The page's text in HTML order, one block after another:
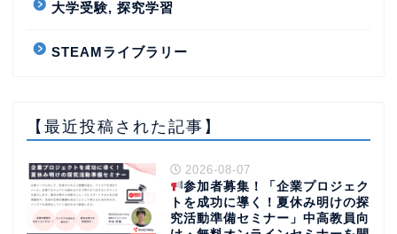
大学受験, 探究学習
STEAMライブラリー
【最近投稿された記事】
2026-08-07
参加者募集！「企業プロジェク
トを成功に導く！夏休み明けの探
究活動準備セミナー」中高教員向